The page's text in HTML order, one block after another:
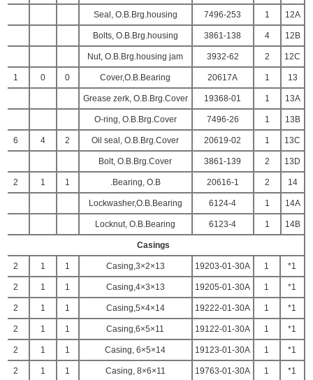
12A
1
7496-253
Seal, O.B.Brg.housing
12B
4
3861-138
Bolts, O.B.Brg.housing
12C
2
3932-62
Nut, O.B.Brg.housing jam
13
1
20617A
Cover,O.B.Bearing
0
0
1
13A
1
19368-01
Grease zerk, O.B.Brg.Cover
13B
1
7496-26
O-ring, O.B.Brg.Cover
13C
1
20619-02
Oil seal, O.B.Brg.Cover
2
4
6
13D
2
3861-139
Bolt, O.B.Brg.Cover
14
2
20616-1
Bearing, O.B.
1
1
2
14A
1
6124-4
Lockwasher,O.B.Bearing
14B
1
6123-4
Locknut, O.B.Bearing
Casings
1*
1
19203-01-30A
Casing,3×2×13
1
1
2
1*
1
19205-01-30A
Casing,4×3×13
1
1
2
1*
1
19222-01-30A
Casing,5×4×14
1
1
2
1*
1
19122-01-30A
Casing,6×5×11
1
1
2
1*
1
19123-01-30A
Casing, 6×5×14
1
1
2
1*
1
19763-01-30A
Casing, 8×6×11
1
1
2